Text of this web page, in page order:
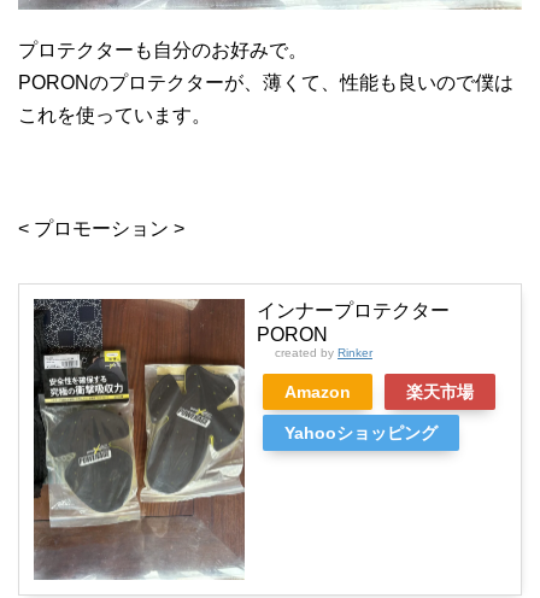
プロテクターも自分のお好みで。
PORONのプロテクターが、薄くて、性能も良いので僕は
これを使っています。
< プロモーション >
インナープロテクター
PORON
created by Rinker
Amazon 楽天市場
Yahooショッピング